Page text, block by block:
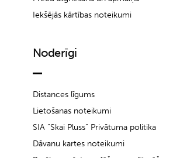
Iekšējās kārtības noteikumi
Noderīgi
Distances līgums
Lietošanas noteikumi
SIA “Skai Pluss” Privātuma politika
Dāvanu kartes noteikumi